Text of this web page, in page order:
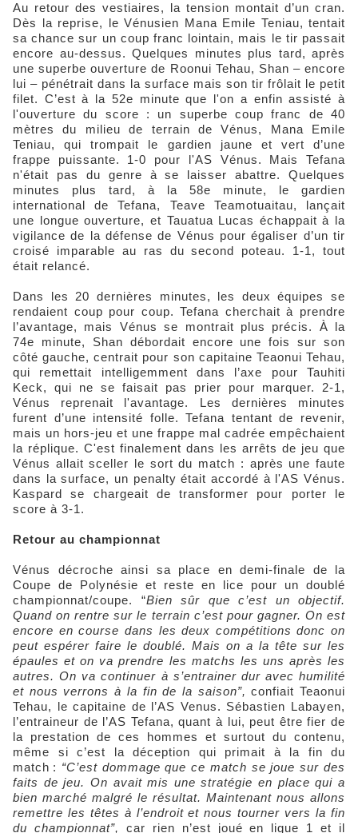
Au retour des vestiaires, la tension montait d’un cran.
Dès la reprise, le Vénusien Mana Emile Teniau, tentait
sa chance sur un coup franc lointain, mais le tir passait
encore au-dessus. Quelques minutes plus tard, après
une superbe ouverture de Roonui Tehau, Shan – encore
lui – pénétrait dans la surface mais son tir frôlait le petit
filet. C’est à la 52e minute que l'on a enfin assisté à
l'ouverture du score : un superbe coup franc de 40
mètres du milieu de terrain de Vénus, Mana Emile
Teniau, qui trompait le gardien jaune et vert d’une
frappe puissante. 1-0 pour l'AS Vénus. Mais Tefana
n'était pas du genre à se laisser abattre. Quelques
minutes plus tard, à la 58e minute, le gardien
international de Tefana, Teave Teamotuaitau, lançait
une longue ouverture, et Tauatua Lucas échappait à la
vigilance de la défense de Vénus pour égaliser d’un tir
croisé imparable au ras du second poteau. 1-1, tout
était relancé.
Dans les 20 dernières minutes, les deux équipes se
rendaient coup pour coup. Tefana cherchait à prendre
l’avantage, mais Vénus se montrait plus précis. À la
74e minute, Shan débordait encore une fois sur son
côté gauche, centrait pour son capitaine Teaonui Tehau,
qui remettait intelligemment dans l’axe pour Tauhiti
Keck, qui ne se faisait pas prier pour marquer. 2-1,
Vénus reprenait l'avantage. Les dernières minutes
furent d’une intensité folle. Tefana tentant de revenir,
mais un hors-jeu et une frappe mal cadrée empêchaient
la réplique. C'est finalement dans les arrêts de jeu que
Vénus allait sceller le sort du match : après une faute
dans la surface, un penalty était accordé à l'AS Vénus.
Kaspard se chargeait de transformer pour porter le
score à 3-1.
Retour au championnat
Vénus décroche ainsi sa place en demi-finale de la
Coupe de Polynésie et reste en lice pour un doublé
championnat/coupe. “Bien sûr que c’est un objectif.
Quand on rentre sur le terrain c’est pour gagner. On est
encore en course dans les deux compétitions donc on
peut espérer faire le doublé. Mais on a la tête sur les
épaules et on va prendre les matchs les uns après les
autres. On va continuer à s’entrainer dur avec humilité
et nous verrons à la fin de la saison”,confiait Teaonui
Tehau, le capitaine de l’AS Venus. Sébastien Labayen,
l’entraineur de l’AS Tefana, quant à lui, peut être fier de
la prestation de ces hommes et surtout du contenu,
même si c’est la déception qui primait à la fin du
match : “C’est dommage que ce match se joue sur des
faits de jeu. On avait mis une stratégie en place qui a
bien marché malgré le résultat. Maintenant nous allons
remettre les têtes à l’endroit et nous tourner vers la fin
du championnat”, car rien n’est joué en ligue 1 et il